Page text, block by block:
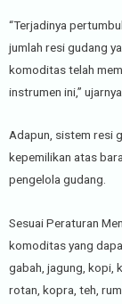
“Terjadinya
jumlah resi gudang
komoditas telah
instrumen ini,” ujarnya.
Adapun, sistem resi
kepemilikan atas
pengelola gudang.
Sesuai Peraturan
komoditas yang
gabah, jagung, kopi,
rotan, kopra, teh,